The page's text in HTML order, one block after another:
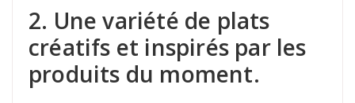
2. Une variété de plats
créatifs et inspirés par les
produits du moment.